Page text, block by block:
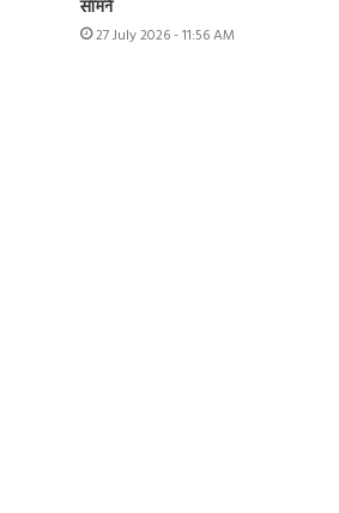
सामने
27 July 2026 - 11:56 AM